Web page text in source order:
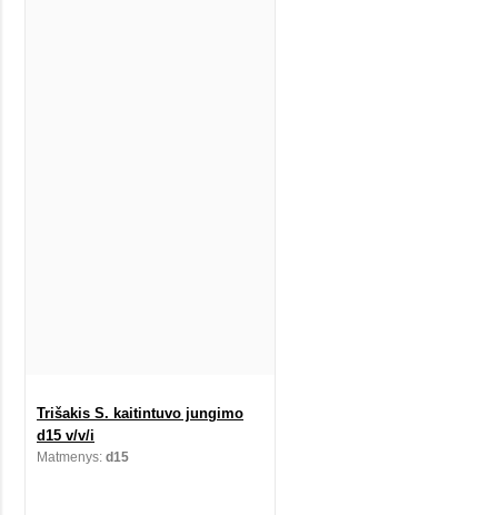
Trišakis S. kaitintuvo jungimo
d15 v/v/i
Matmenys: d15